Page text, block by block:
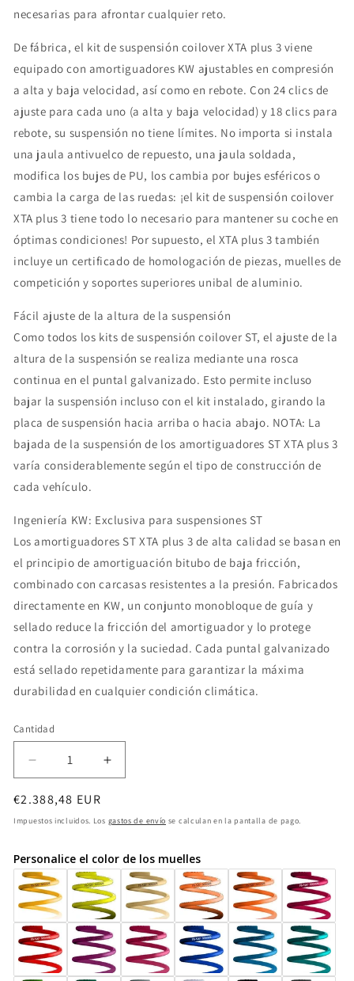
necesarias para afrontar cualquier reto.
De fábrica, el kit de suspensión coilover XTA plus 3 viene
equipado con amortiguadores KW ajustables en compresión
a alta y baja velocidad, así como en rebote. Con 24 clics de
ajuste para cada uno (a alta y baja velocidad) y 18 clics para
rebote, su suspensión no tiene límites. No importa si instala
una jaula antivuelco de repuesto, una jaula soldada,
modifica los bujes de PU, los cambia por bujes esféricos o
cambia la carga de las ruedas: ¡el kit de suspensión coilover
XTA plus 3 tiene todo lo necesario para mantener su coche en
óptimas condiciones! Por supuesto, el XTA plus 3 también
incluye un certificado de homologación de piezas, muelles de
competición y soportes superiores unibal de aluminio.
Fácil ajuste de la altura de la suspensión
Como todos los kits de suspensión coilover ST, el ajuste de la
altura de la suspensión se realiza mediante una rosca
continua en el puntal galvanizado. Esto permite incluso
bajar la suspensión incluso con el kit instalado, girando la
placa de suspensión hacia arriba o hacia abajo. NOTA: La
bajada de la suspensión de los amortiguadores ST XTA plus 3
varía considerablemente según el tipo de construcción de
cada vehículo.
Ingeniería KW: Exclusiva para suspensiones ST
Los amortiguadores ST XTA plus 3 de alta calidad se basan en
el principio de amortiguación bitubo de baja fricción,
combinado con carcasas resistentes a la presión. Fabricados
directamente en KW, un conjunto monobloque de guía y
sellado reduce la fricción del amortiguador y lo protege
contra la corrosión y la suciedad. Cada puntal galvanizado
está sellado repetidamente para garantizar la máxima
durabilidad en cualquier condición climática.
Cantidad
Cantidad
Reducir
cantidad
para
Coilover
plus
3
1820258804
SCION
FR-
S
03/12-
Aumentar
cantidad
Coilover
plus
3
1820258804
SCION
FR-
S
03/12-
Precio
habitual
€2.388,48 EUR
Impuestos incluidos. Los gastos de envío se calculan en la pantalla de pago.
Personalice el color de los muelles